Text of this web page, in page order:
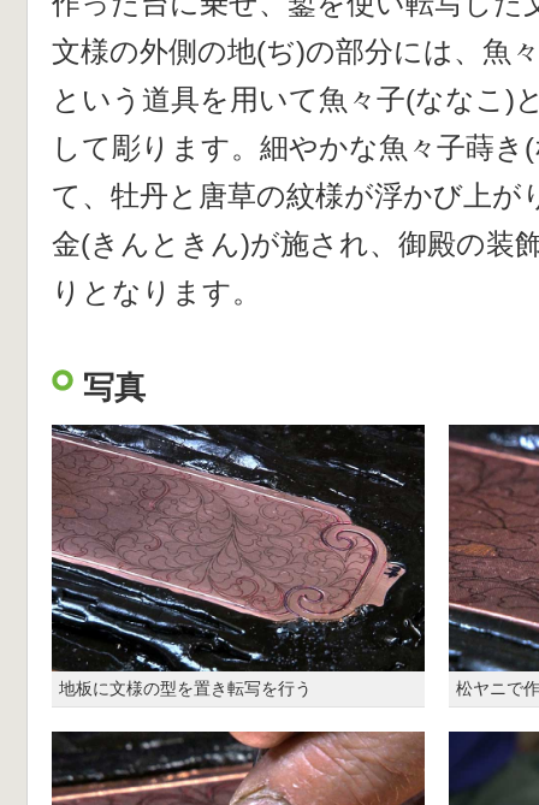
文様の外側の地(ぢ)の部分には、魚
という道具を用いて魚々子(ななこ)
して彫ります。細やかな魚々子蒔
て、牡丹と唐草の紋様が浮かび上が
金(きんときん)が施され、御殿の装
りとなります。
写真
地板に文様の型を置き転写を行う 松ヤニで